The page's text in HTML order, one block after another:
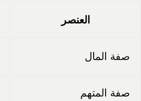
العنصر
صفة المال
صفة المتهم